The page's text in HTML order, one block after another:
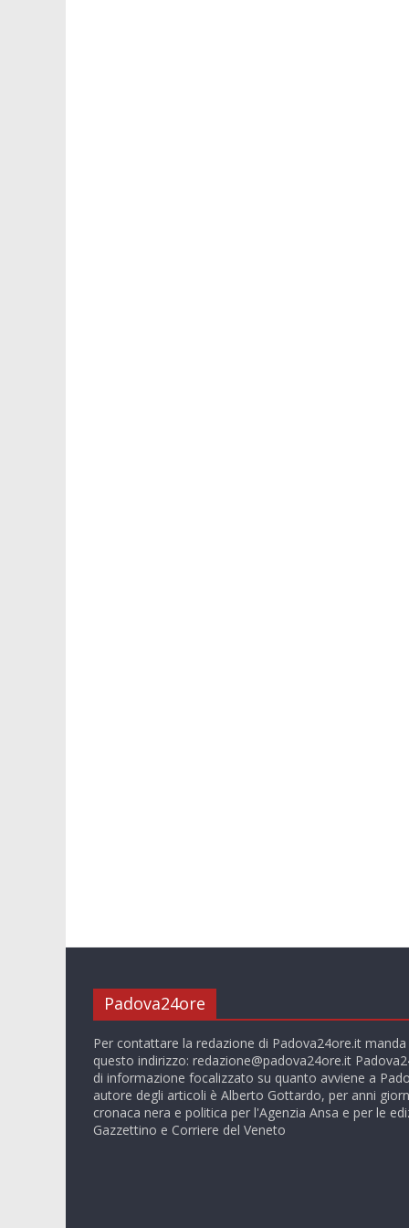
Padova24ore
Per contattare la redazione di Padova24ore.it
questo indirizzo: redazione@padova24ore.it
di informazione focalizzato su quanto avviene a
autore degli articoli è Alberto Gottardo, per anni
cronaca nera e politica per l'Agenzia Ansa e per le
Gazzettino e Corriere del Veneto